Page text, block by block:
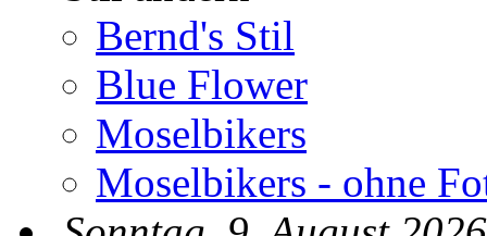
Bernd's Stil
Blue Flower
Moselbikers
Moselbikers - ohne